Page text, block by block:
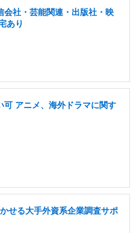
会社・芸能関連・出版社・映
あり
可 アニメ、海外ドラマに関す
せる大手外資系企業調査サポ